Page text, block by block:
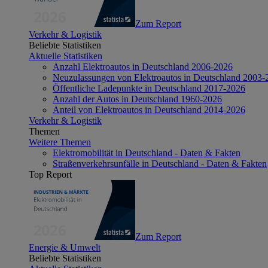
Zum Report
Verkehr & Logistik
Beliebte Statistiken
Aktuelle Statistiken
Anzahl Elektroautos in Deutschland 2006-2026
Neuzulassungen von Elektroautos in Deutschland 2003-
Öffentliche Ladepunkte in Deutschland 2017-2026
Anzahl der Autos in Deutschland 1960-2026
Anteil von Elektroautos in Deutschland 2014-2026
Verkehr & Logistik
Themen
Weitere Themen
Elektromobilität in Deutschland - Daten & Fakten
Straßenverkehrsunfälle in Deutschland - Daten & Fakten
Top Report
Zum Report
Energie & Umwelt
Beliebte Statistiken